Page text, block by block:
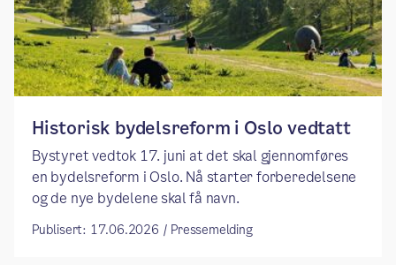
​​Historisk bydelsreform i Oslo vedtatt​
Bystyret vedtok 17. juni at det skal gjennomføres
en bydelsreform i Oslo. Nå starter forberedelsene
og de nye bydelene skal få navn.
Publisert: 17.06.2026 / Pressemelding